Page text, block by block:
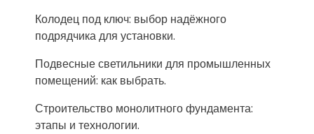
Колодец под ключ: выбор надёжного
подрядчика для установки.
Подвесные светильники для промышленных
помещений: как выбрать.
Строительство монолитного фундамента:
этапы и технологии.